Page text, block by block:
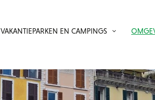
VAKANTIEPARKEN EN CAMPINGS